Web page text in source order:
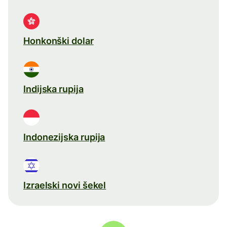
Honkonški dolar
Indijska rupija
Indonezijska rupija
Izraelski novi šekel